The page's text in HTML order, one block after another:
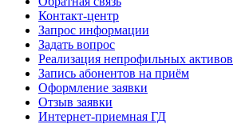
Контакт-центр
Запрос информации
Задать вопрос
Реализация непрофильных активов
Запись абонентов на приём
Оформление заявки
Отзыв заявки
Интернет-приемная ГД